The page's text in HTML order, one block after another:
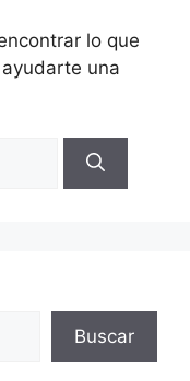
lo que
una
Buscar